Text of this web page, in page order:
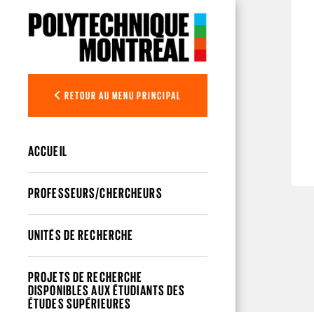
RETOUR AU MENU PRINCIPAL
ACCUEIL
PROFESSEURS/CHERCHEURS
UNITÉS DE RECHERCHE
PROJETS DE RECHERCHE
DISPONIBLES AUX ÉTUDIANTS DES
ÉTUDES SUPÉRIEURES